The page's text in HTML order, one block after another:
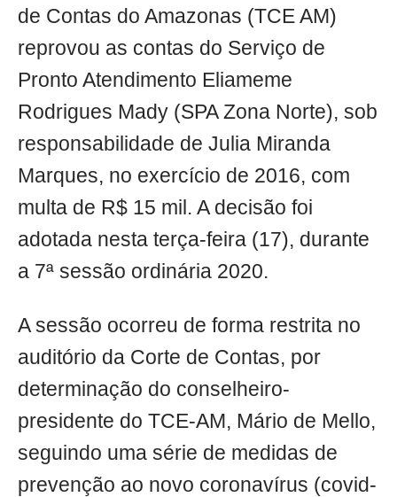
de Contas do Amazonas (TCE AM)
reprovou as contas do Serviço de
Pronto Atendimento Eliameme
Rodrigues Mady (SPA Zona Norte), sob
responsabilidade de Julia Miranda
Marques, no exercício de 2016, com
multa de R$ 15 mil. A decisão foi
adotada nesta terça-feira (17), durante
a 7ª sessão ordinária 2020.
A sessão ocorreu de forma restrita no
auditório da Corte de Contas, por
determinação do conselheiro-
presidente do TCE-AM, Mário de Mello,
seguindo uma série de medidas de
prevenção ao novo coronavírus (covid-